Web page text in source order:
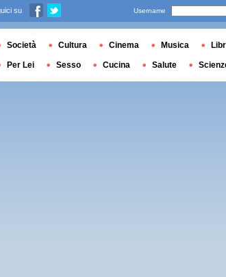
su Username
Società Cultura Cinema Musica
Per Lei Sesso Cucina Salute